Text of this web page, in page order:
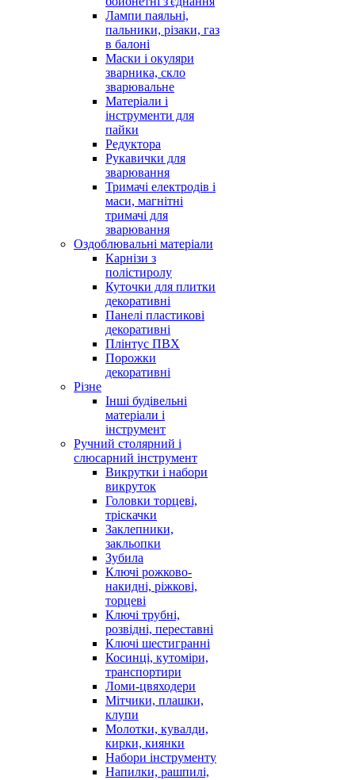
Лампи паяльні,
пальники, різаки, газ
в балоні
Маски і окуляри
зварника, скло
зварювальне
Матеріали і
інструменти для
пайки
Редуктора
Рукавички для
зварювання
Тримачі електродів і
маси, магнітні
тримачі для
зварювання
Оздоблювальні матеріали
Карнізи з
полістиролу
Куточки для плитки
декоративні
Панелі пластикові
декоративні
Плінтус ПВХ
Порожки
декоративні
Різне
Інші будівельні
матеріали і
інструмент
Ручний столярний і
слюсарний інструмент
Викрутки і набори
викруток
Головки торцеві,
тріскачки
Заклепники,
закльопки
Зубила
Ключі рожково-
накидні, ріжкові,
торцеві
Ключі трубні,
розвідні, переставні
Ключі шестигранні
Косинці, кутоміри,
транспортири
Ломи-цвяходери
Мітчики, плашки,
клупи
Молотки, кувалди,
кирки, киянки
Набори інструменту
Напилки, рашпилі,